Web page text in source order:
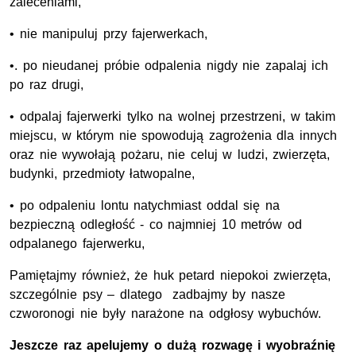
• nie manipuluj przy fajerwerkach,
•. po nieudanej próbie odpalenia nigdy nie zapalaj ich
po raz drugi,
• odpalaj fajerwerki tylko na wolnej przestrzeni, w takim
miejscu, w którym nie spowodują zagrożenia dla innych
oraz nie wywołają pożaru, nie celuj w ludzi, zwierzęta,
budynki, przedmioty łatwopalne,
• po odpaleniu lontu natychmiast oddal się na
bezpieczną odległość - co najmniej 10 metrów od
odpalanego fajerwerku,
Pamiętajmy również, że huk petard niepokoi zwierzęta,
szczególnie psy – dlatego zadbajmy by nasze
czworonogi nie były narażone na odgłosy wybuchów.
Jeszcze raz apelujemy o dużą rozwagę i wyobraźnię